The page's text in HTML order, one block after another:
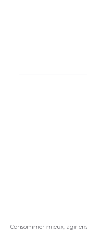
Consommer mieux, agir